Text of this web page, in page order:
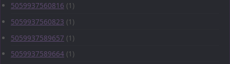
5059937560816 (1)
5059937560823 (1)
5059937589657 (1)
5059937589664 (1)